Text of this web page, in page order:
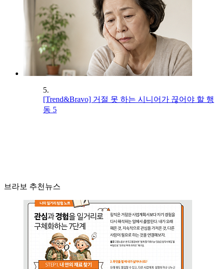
5.
[Trend&Bravo] 거절 못 하는 시니어가 끊어야 할 행
동 5
브라보 추천뉴스